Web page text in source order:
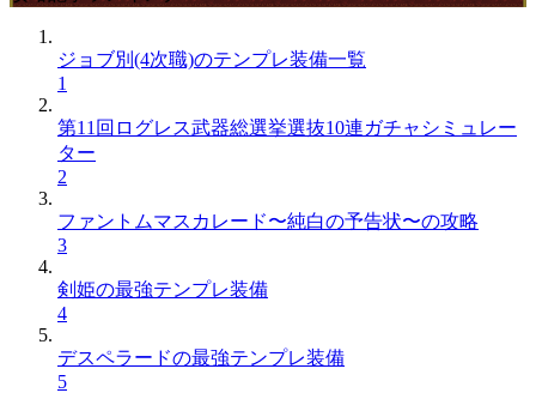
ジョブ別(4次職)のテンプレ装備一覧
1
第11回ログレス武器総選挙選抜10連ガチャシミュレー
ター
2
ファントムマスカレード〜純白の予告状〜の攻略
3
剣姫の最強テンプレ装備
4
デスペラードの最強テンプレ装備
5